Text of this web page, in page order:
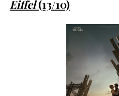
Eiffel(13/10)